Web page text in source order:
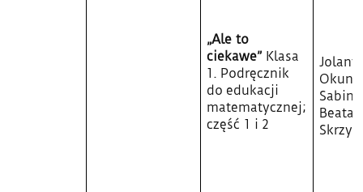
„Ale to
ciekawe” Klasa
1. Podręcznik
do edukacji
matematycznej;
część 1 i 2
Jolanta
Beata